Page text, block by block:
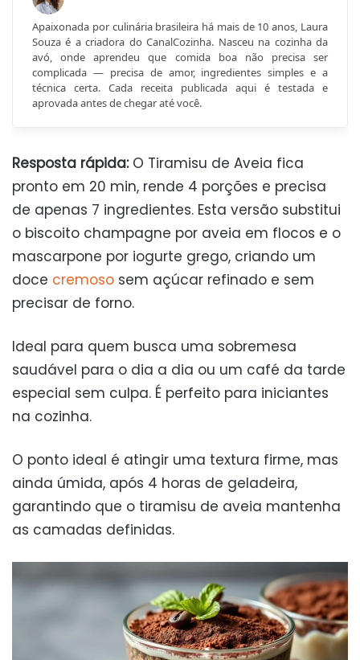
Apaixonada por culinária brasileira há mais de 10 anos, Laura
Souza é a criadora do CanalCozinha. Nasceu na cozinha da
avó, onde aprendeu que comida boa não precisa ser
complicada — precisa de amor, ingredientes simples e a
técnica certa. Cada receita publicada aqui é testada e
aprovada antes de chegar até você.
Resposta rápida:O Tiramisu de Aveia fica
pronto em 20 min, rende 4 porções e precisa
de apenas 7 ingredientes. Esta versão substitui
o biscoito champagne por aveia em flocos e o
mascarpone por iogurte grego, criando um
doce cremoso sem açúcar refinado e sem
precisar de forno.
Ideal para quem busca uma sobremesa
saudável para o dia a dia ou um café da tarde
especial sem culpa. É perfeito para iniciantes
na cozinha.
O ponto ideal é atingir uma textura firme, mas
ainda úmida, após 4 horas de geladeira,
garantindo que o tiramisu de aveia mantenha
as camadas definidas.